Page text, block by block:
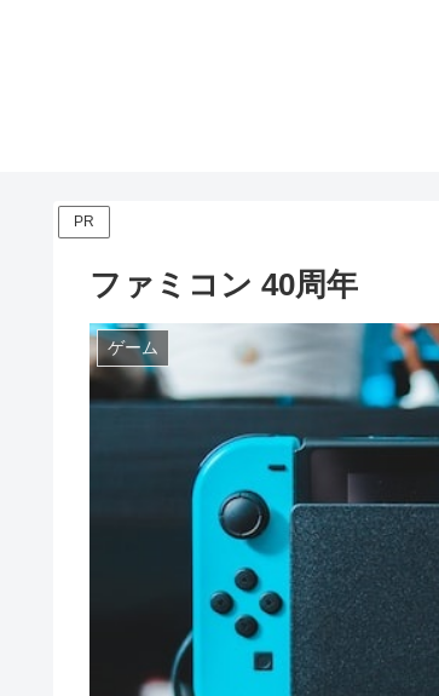
PR
ファミコン 40周年
ゲーム